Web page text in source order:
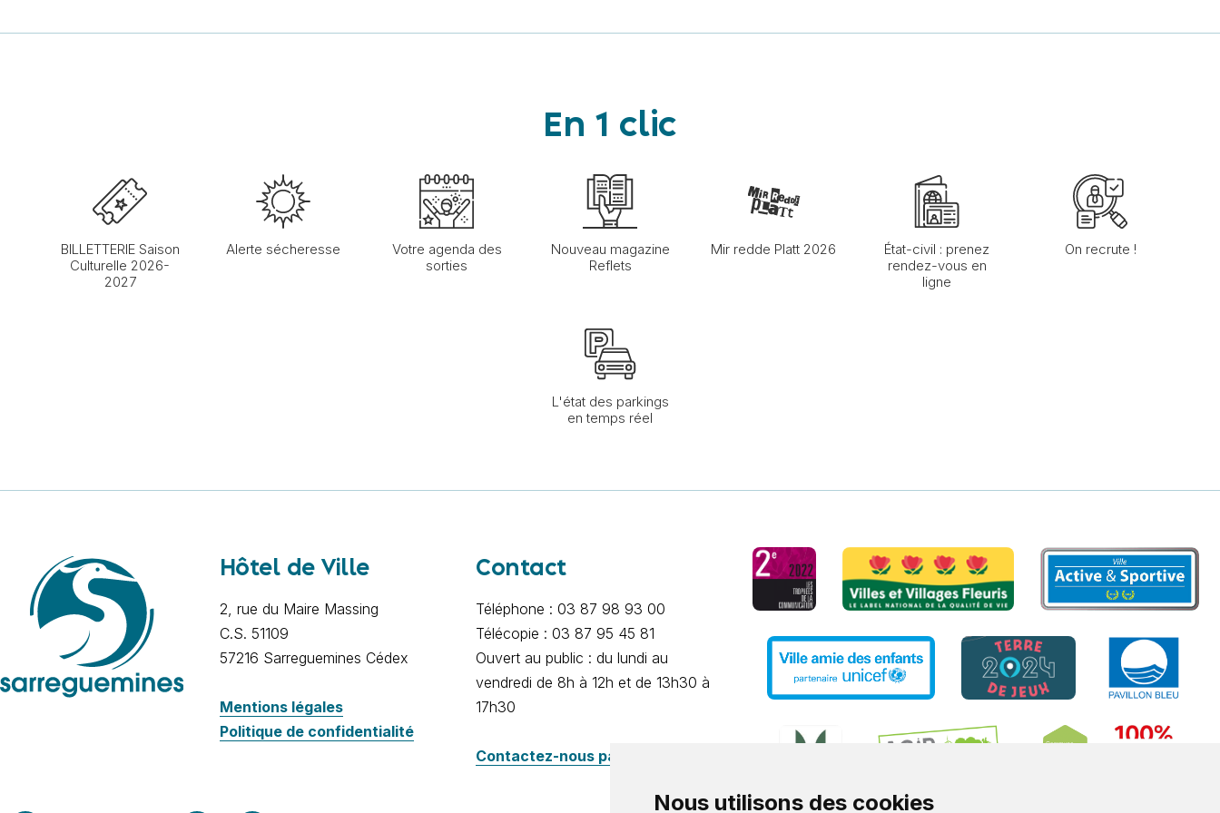
Nous utilisons des cookies
En 1 clic
BILLETTERIE Saison
Culturelle 2026-
2027
Alerte sécheresse
Votre agenda des
sorties
Nouveau magazine
Reflets
Mir redde Platt 2026
État-civil : prenez
rendez-vous en
ligne
On recrute !
L'état des parkings
en temps réel
Hôtel de Ville
2, rue du Maire Massing
C.S. 51109
57216 Sarreguemines Cédex
Mentions légales
Politique de confidentialité
Contact
Téléphone : 03 87 98 93 00
Télécopie : 03 87 95 45 81
Ouvert au public : du lundi au
vendredi de 8h à 12h et de 13h30 à
17h30
Contactez-nous par e-mail